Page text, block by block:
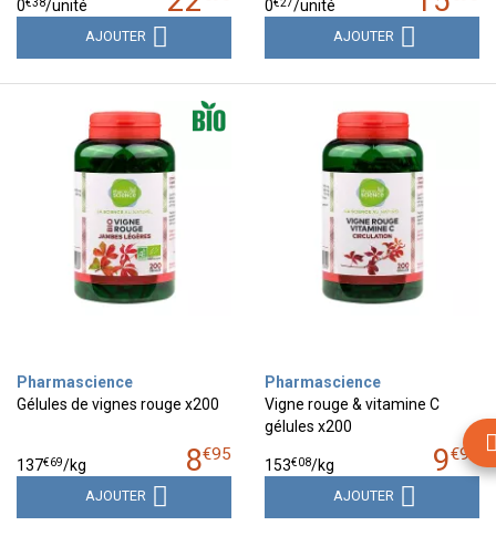
0€38/unité
AJOUTER
0€27/unité
AJOUTER
Pharmascience
Gélules de vignes rouge x200
8€95
137€69/kg
AJOUTER
Pharmascience
Vigne rouge & vitamine C
gélules x200
9€95
153€08/kg
AJOUTER